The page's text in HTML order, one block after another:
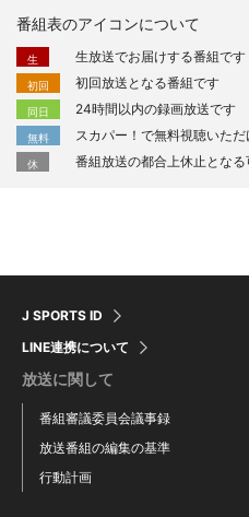
番組表のアイコンについて
生 生放送でお届けする番組です
初回 初回放送となる番組です
同日 24時間以内の録画放送です
無料 スカパー！で無料視聴いた
休 番組放送の都合上休止とな
J SPORTS ID
LINE連携について
放送に関して
番組審議委員会議事録
放送番組の編集の基準
行動計画